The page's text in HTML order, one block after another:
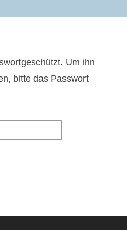
Um ihn
bitte das Passwort